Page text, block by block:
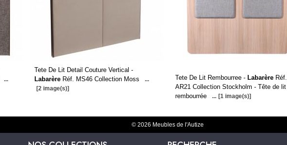
...
Tete De Lit Detail Couture Vertical -
Labarère Réf. MS46 Collection Moss
...
[2 image(s)]
Tete De Lit Rembourree - Labarère Réf.
AR21 Collection Stockholm - Tête de lit
rembourrée
... [1 image(s)]
© 2026 Meubles de l'Autize